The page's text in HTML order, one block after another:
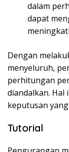
dalam
dapat
Dengan
menyeluruh,
perhitungan
diandalkan.
keputusan
Tutorial